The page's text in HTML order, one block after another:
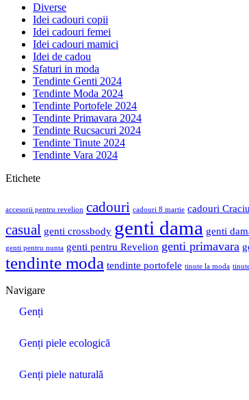
Diverse
Idei cadouri copii
Idei cadouri femei
Idei cadouri mamici
Idei de cadou
Sfaturi in moda
Tendinte Genti 2024
Tendinte Moda 2024
Tendinte Portofele 2024
Tendinte Primavara 2024
Tendinte Rucsacuri 2024
Tendinte Tinute 2024
Tendinte Vara 2024
Etichete
accesorii pentru revelion cadouri cadouri 8 martie cadouri
casual genti crossbody genti dama genti
genti pentru nunta genti pentru Revelion genti primavara
tendinte moda tendinte portofele tinute la moda
Navigare
Genți
Genți piele ecologică
Genți piele naturală